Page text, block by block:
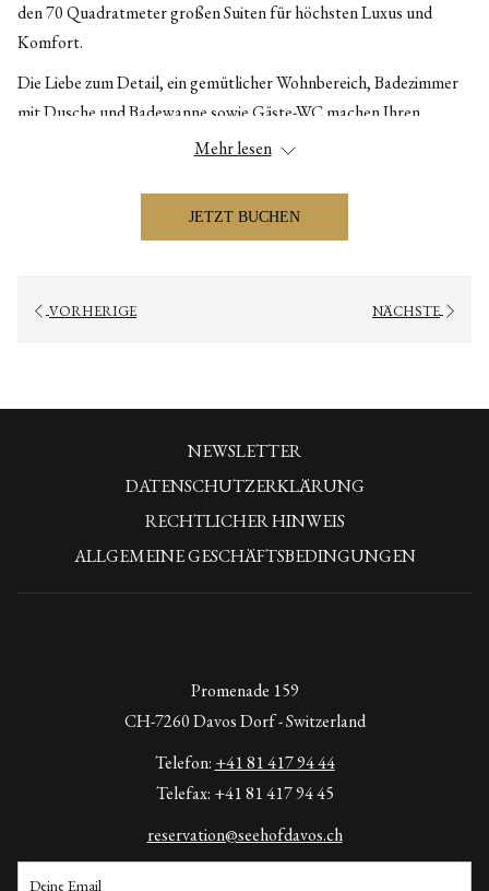
wird
der
den 70 Quadratmeter großen Suiten für höchsten Luxus und
Komfort.
Die Liebe zum Detail, ein gemütlicher Wohnbereich, Badezimmer
mit Dusche und Badewanne sowie Gäste-WC machen Ihren
Aufenthalt in unseren Suiten zu einem Highlight. Egal, ob Sie nach
Morgenkaffee genießen möchten, unsere Suiten bieten den
Mehr lesen
JETZT BUCHEN
VORHERIGE NÄCHSTE
NEWSLETTER
DATENSCHUTZERKLÄRUNG
RECHTLICHER HINWEIS
ALLGEMEINE GESCHÄFTSBEDINGUNGEN
Promenade 159
CH-7260 Davos Dorf - Switzerland
Telefon: +41 81 417 94 44
Telefax: +41 81 417 94 45
reservation@seehofdavos.ch